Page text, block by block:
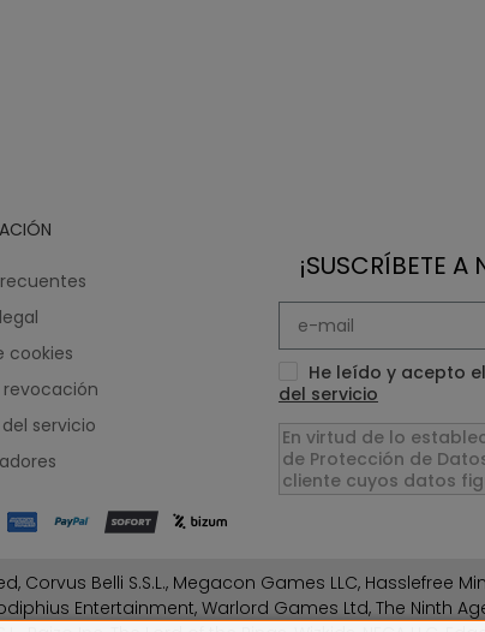
cookies
servicio
¡SUSCRÍBETE A
He leído y acepto el
del servicio
Belli S.S.L., Megacon Games LLC, Hasslefree
Entertainment, Warlord Games Ltd, The Ninth